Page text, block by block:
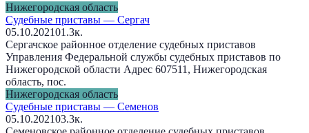
Нижегородская область
Судебные приставы — Сергач
05.10.202101.3к.
Сергачское районное отделение судебных приставов
Управления Федеральной службы судебных приставов по
Нижегородской области Адрес 607511, Нижегородская
область, пос.
Нижегородская область
Судебные приставы — Семенов
05.10.202103.3к.